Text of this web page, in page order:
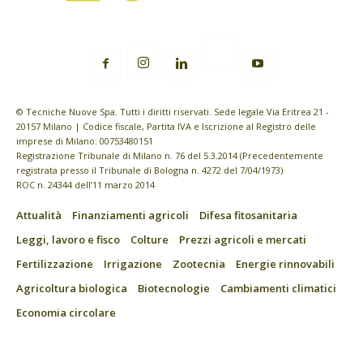
© Tecniche Nuove Spa. Tutti i diritti riservati. Sede legale Via Eritrea 21 -
20157 Milano | Codice fiscale, Partita IVA e Iscrizione al Registro delle
imprese di Milano: 00753480151
Registrazione Tribunale di Milano n. 76 del 5.3.2014 (Precedentemente
registrata presso il Tribunale di Bologna n. 4272 del 7/04/1973)
ROC n. 24344 dell’11 marzo 2014
Attualità Finanziamenti agricoli
Difesa fitosanitaria
Leggi, lavoro e fisco
Colture
Prezzi agricoli e mercati
Fertilizzazione
Irrigazione Zootecnia
Energie rinnovabili
Agricoltura biologica
Biotecnologie
Cambiamenti climatici
Economia circolare